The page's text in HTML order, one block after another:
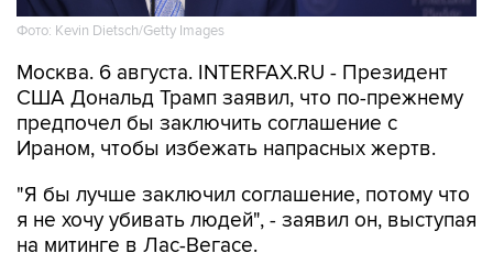
Фото: Kevin Dietsch/Getty Images
Москва. 6 августа. INTERFAX.RU - Президент
США Дональд Трамп заявил, что по-прежнему
предпочел бы заключить соглашение с
Ираном, чтобы избежать напрасных жертв.
"Я бы лучше заключил соглашение, потому что
я не хочу убивать людей", - заявил он, выступая
на митинге в Лас-Вегасе.